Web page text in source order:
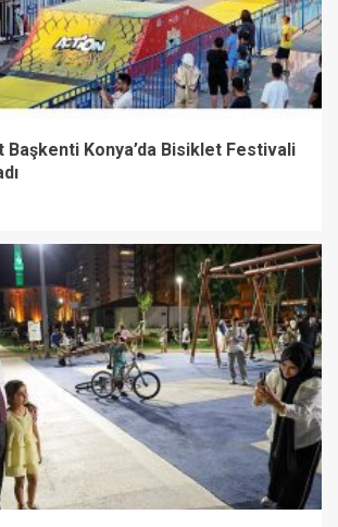
Konya’da Bisiklet Festivali